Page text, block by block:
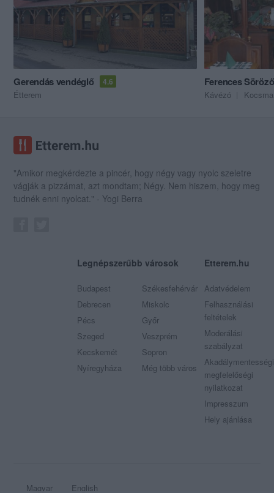
Gerendás vendéglő 4.6
Étterem
Ferences Söröző
Kávézó Kocsma
"Amikor megkérdezte a pincér, hogy négy vagy nyolc szeletre
vágják a pizzámat, azt mondtam; Négy. Nem hiszem, hogy meg
tudnék enni nyolcat." - Yogi Berra
Legnépszerűbb városok
Budapest
Debrecen
Pécs
Szeged
Kecskemét
Nyíregyháza
Székesfehérvár
Miskolc
Győr
Veszprém
Sopron
Még több város
Etterem.hu
Adatvédelem
Felhasználási
feltételek
Moderálási
szabályzat
Akadálymentességi
megfelelőségi
nyilatkozat
Impresszum
Hely ajánlása
Magyar English